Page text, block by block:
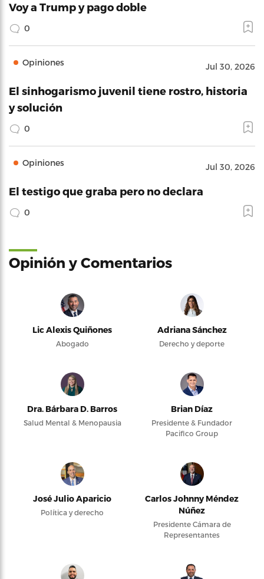
Voy a Trump y pago doble
0
Opiniones Jul 30, 2026
El sinhogarismo juvenil tiene rostro, historia
y solución
0
Opiniones Jul 30, 2026
El testigo que graba pero no declara
0
Opinión y Comentarios
Lic Alexis Quiñones
Abogado
Adriana Sánchez
Derecho y deporte
Dra. Bárbara D. Barros
Salud Mental & Menopausia
Brian Díaz
Presidente & Fundador
Pacifico Group
José Julio Aparicio
Política y derecho
Carlos Johnny Méndez
Núñez
Presidente Cámara de
Representantes